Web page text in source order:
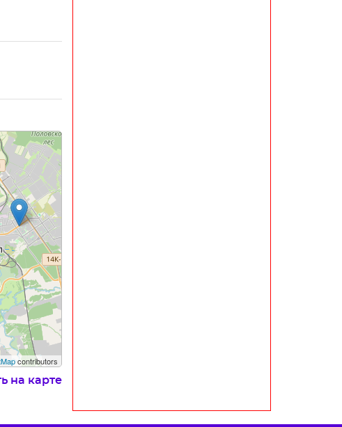
contributors
на карте